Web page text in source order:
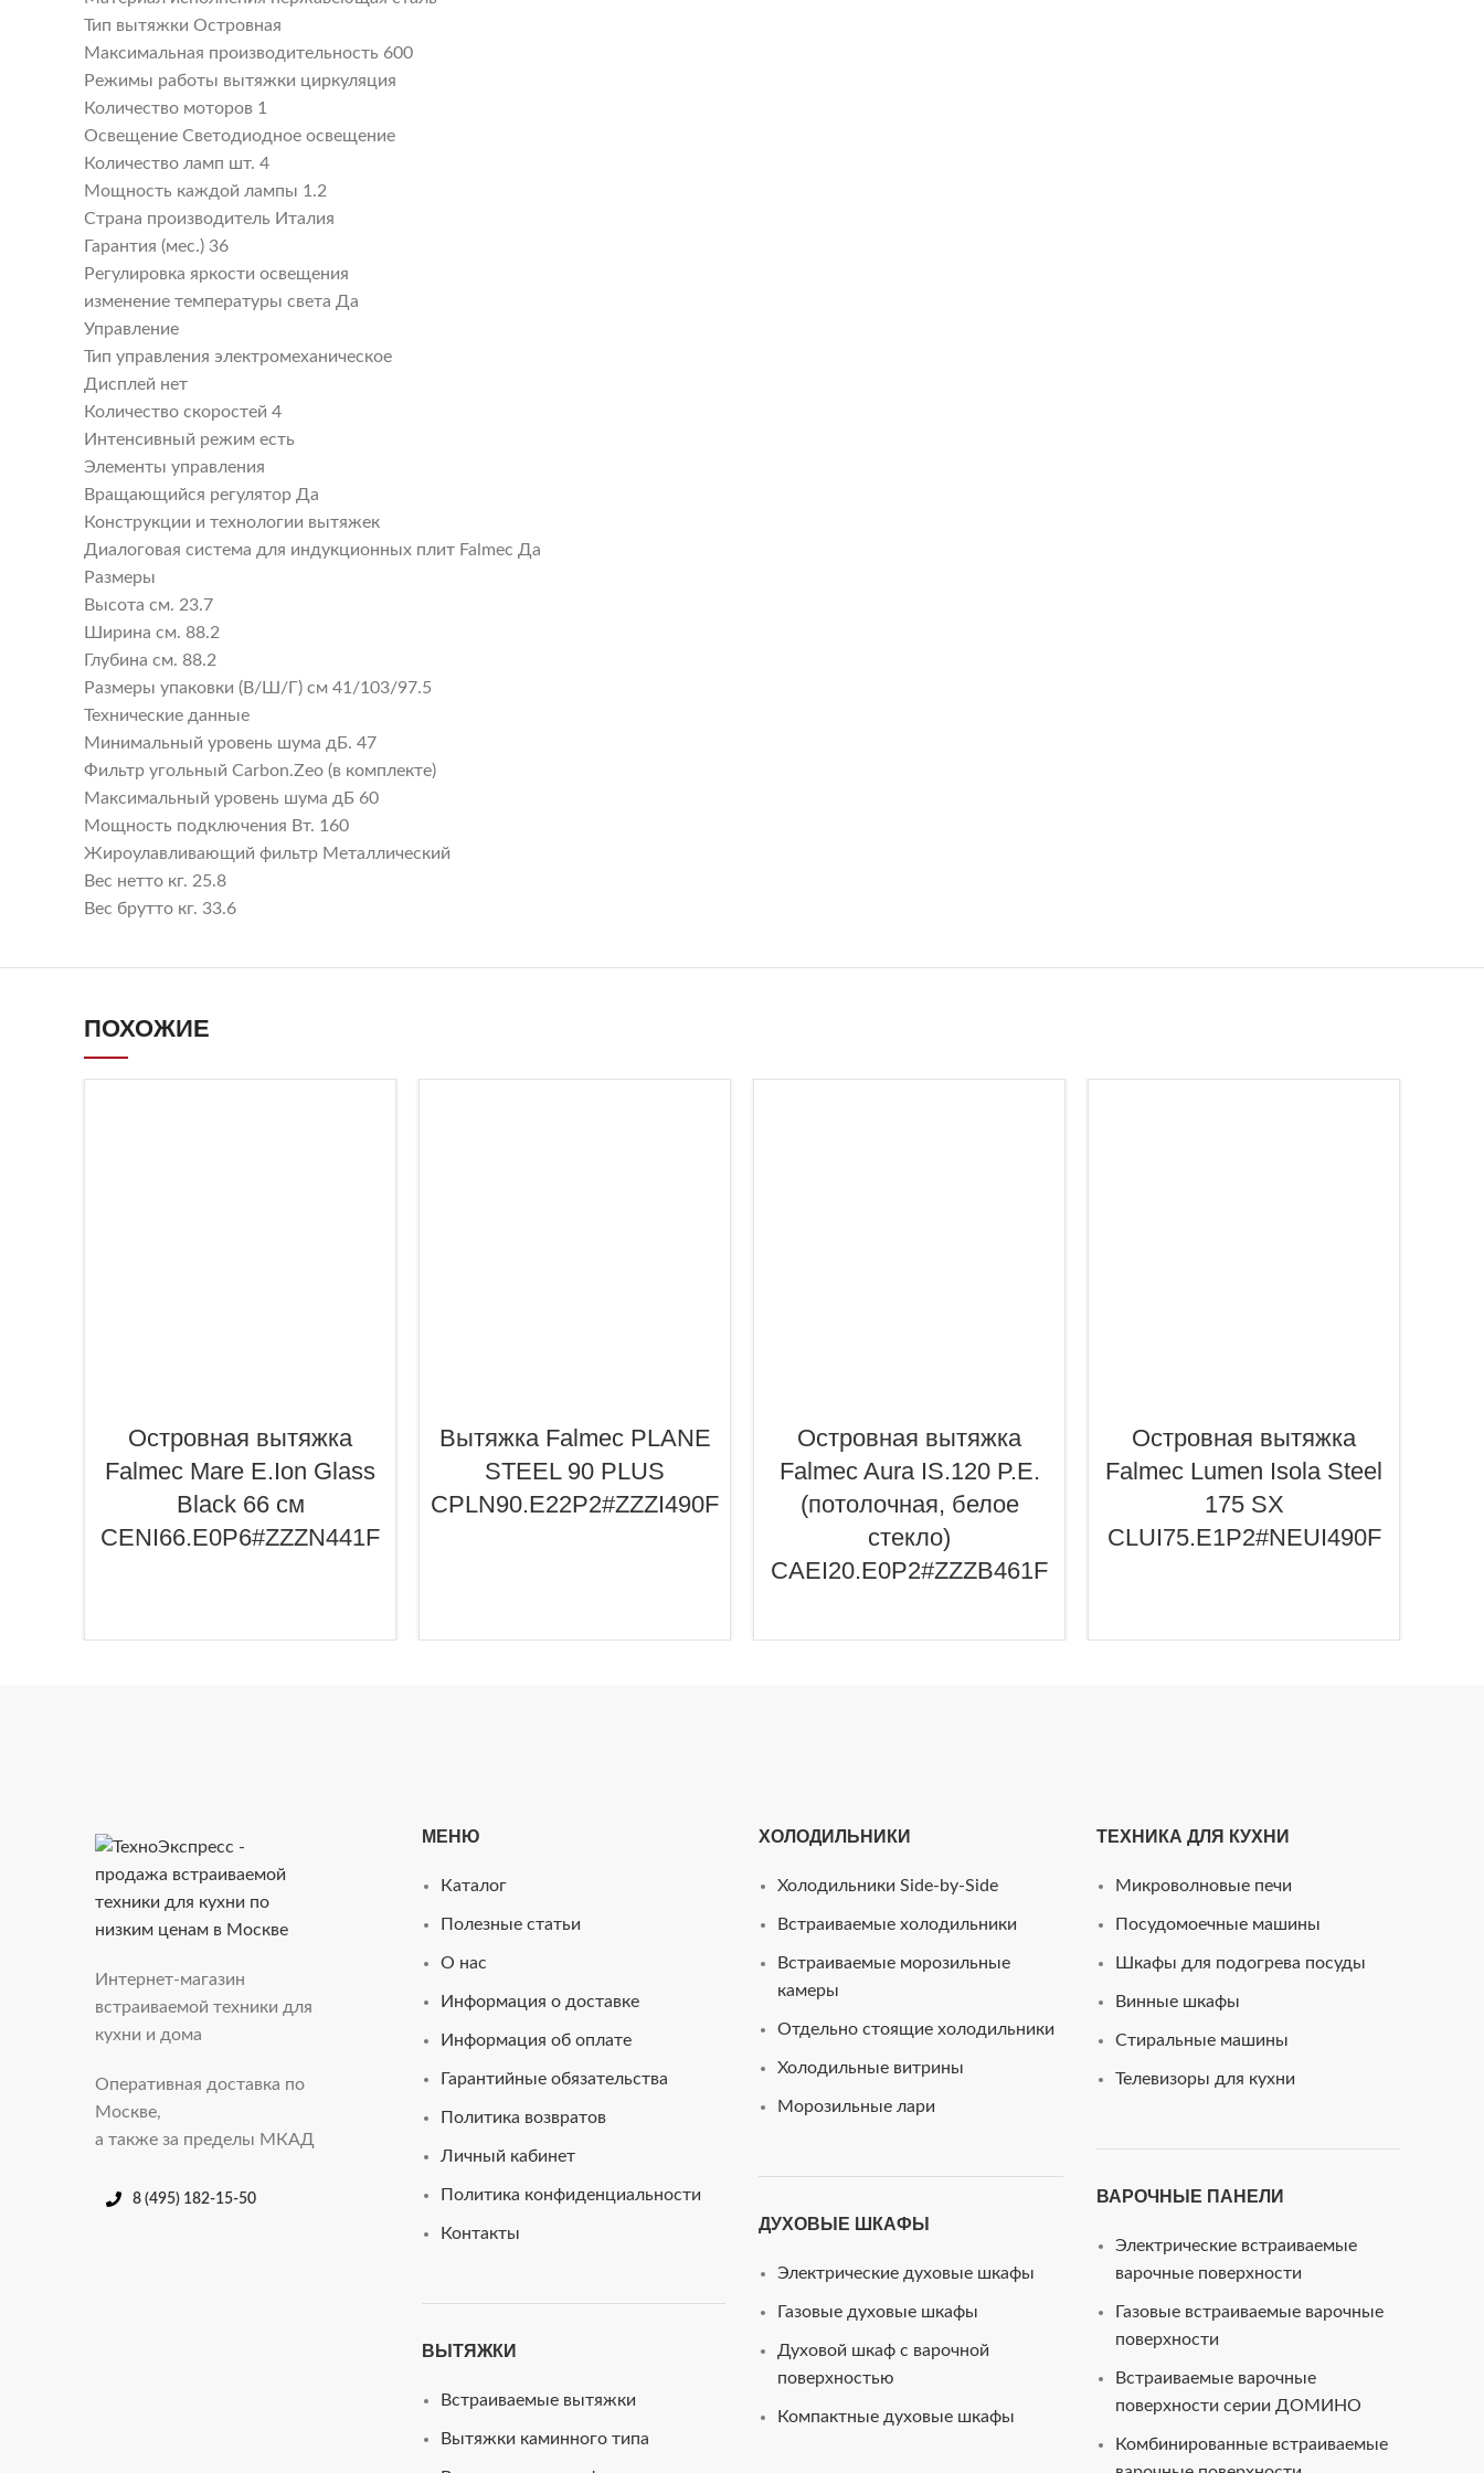
Тип вытяжки Островная
Максимальная производительность 600
Режимы работы вытяжки циркуляция
Количество моторов 1
Освещение Светодиодное освещение
Количество ламп шт. 4
Мощность каждой лампы 1.2
Страна производитель Италия
Гарантия (мес.) 36
Регулировка яркости освещения
изменение температуры света Да
Управление
Тип управления электромеханическое
Дисплей нет
Количество скоростей 4
Интенсивный режим есть
Элементы управления
Вращающийся регулятор Да
Конструкции и технологии вытяжек
Диалоговая система для индукционных плит Falmec Да
Размеры
Высота см. 23.7
Ширина см. 88.2
Глубина см. 88.2
Размеры упаковки (В/Ш/Г) см 41/103/97.5
Технические данные
Минимальный уровень шума дБ. 47
Фильтр угольный Carbon.Zeo (в комплекте)
Максимальный уровень шума дБ 60
Мощность подключения Вт. 160
Жироулавливающий фильтр Металлический
Вес нетто кг. 25.8
Вес брутто кг. 33.6
ПОХОЖИЕ
Островная вытяжка
Falmec Mare E.Ion Glass
Black 66 см
CENI66.E0P6#ZZZN441F
Вытяжка Falmec PLANE
STEEL 90 PLUS
CPLN90.E22P2#ZZZI490F
Островная вытяжка
Falmec Aura IS.120 P.E.
(потолочная, белое
стекло)
CAEI20.E0P2#ZZZB461F
Островная вытяжка
Falmec Lumen Isola Steel
175 SX
CLUI75.E1P2#NEUI490F
Интернет-магазин
встраиваемой техники для
кухни и дома
Оперативная доставка по
Москве,
а также за пределы МКАД
8 (495) 182-15-50
МЕНЮ
Каталог
Полезные статьи
О нас
Информация о доставке
Информация об оплате
Гарантийные обязательства
Политика возвратов
Личный кабинет
Политика конфиденциальности
Контакты
ВЫТЯЖКИ
Встраиваемые вытяжки
Вытяжки каминного типа
ХОЛОДИЛЬНИКИ
Холодильники Side-by-Side
Встраиваемые холодильники
Встраиваемые морозильные
камеры
Отдельно стоящие холодильники
Холодильные витрины
Морозильные лари
ДУХОВЫЕ ШКАФЫ
Электрические духовые шкафы
Газовые духовые шкафы
Духовой шкаф с варочной
поверхностью
Компактные духовые шкафы
ТЕХНИКА ДЛЯ КУХНИ
Микроволновые печи
Посудомоечные машины
Шкафы для подогрева посуды
Винные шкафы
Стиральные машины
Телевизоры для кухни
ВАРОЧНЫЕ ПАНЕЛИ
Электрические встраиваемые
варочные поверхности
Газовые встраиваемые варочные
поверхности
Встраиваемые варочные
поверхности серии ДОМИНО
Комбинированные встраиваемые